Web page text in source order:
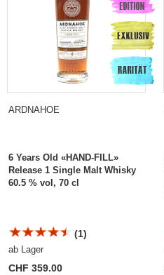
ARDNAHOE
6 Years Old «HAND-FILL»
Release 1 Single Malt Whisky
60.5 % vol, 70 cl
(1)
ab Lager
CHF 359.00